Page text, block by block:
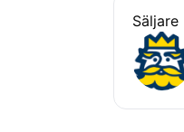
¤ Åror
Fakta:
Status:
Märke:
Säljare